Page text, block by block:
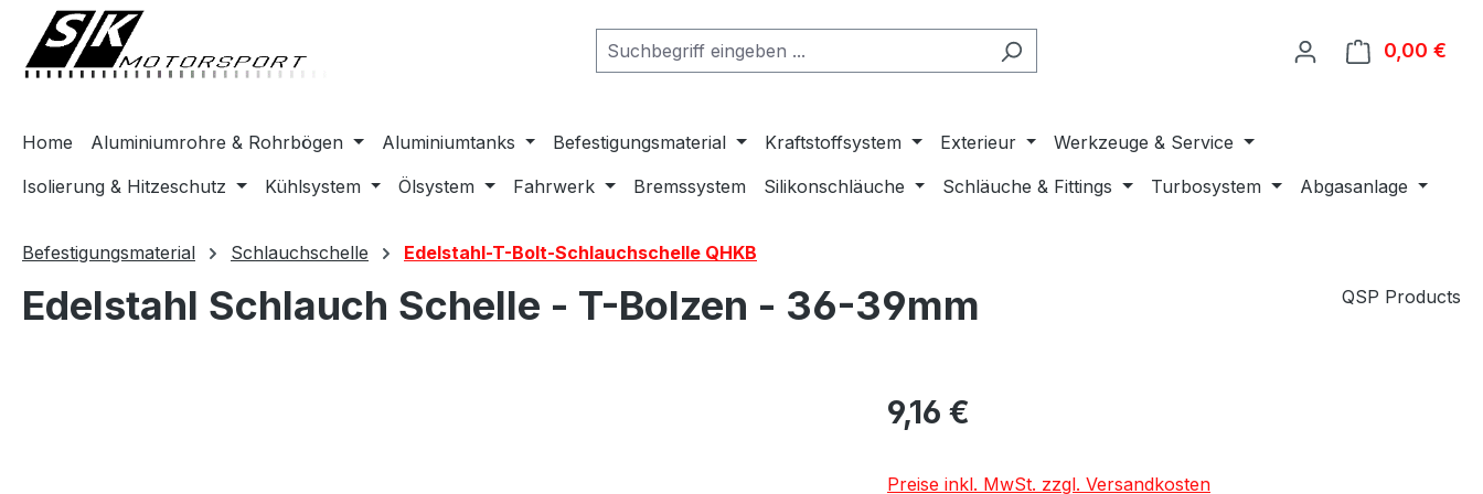
Zur Hauptnavigation springen
0,00 €
Home Aluminiumrohre & Rohrbögen Aluminiumtanks Befestigungsmaterial Kraftstoffsystem Exterieur
Werkzeuge & Service
Isolierung & Hitzeschutz
Kühlsystem Ölsystem Fahrwerk Bremssystem Silikonschläuche Schläuche & Fittings Turbosystem Abgasanlage
Befestigungsmaterial Schlauchschelle Edelstahl-T-Bolt-Schlauchschelle QHKB
Edelstahl Schlauch Schelle - T-Bolzen - 36-39mm QSP Products
9,16 €
Preise inkl. MwSt. zzgl. Versandkosten